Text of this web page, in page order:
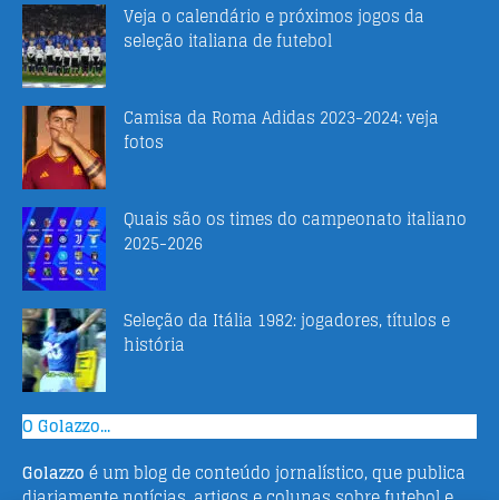
Veja o calendário e próximos jogos da
seleção italiana de futebol
Camisa da Roma Adidas 2023-2024: veja
fotos
Quais são os times do campeonato italiano
2025-2026
Seleção da Itália 1982: jogadores, títulos e
história
O Golazzo...
Golazzo é um blog de conteúdo jornalístico, que publica